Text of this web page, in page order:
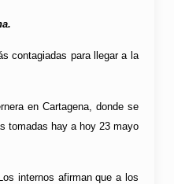
contagiadas para llegar a la
en Cartagena, donde se
tomadas hay a hoy 23 mayo
internos afirman que a los